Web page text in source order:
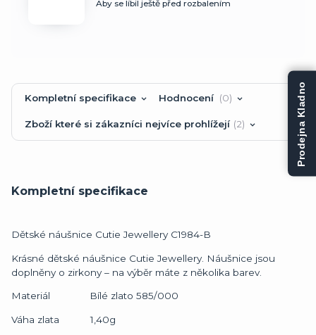
Aby se líbil ještě před rozbalením
Kompletní specifikace Hodnocení 0
Zboží které si zákazníci nejvíce prohlížejí 2
Kompletní specifikace
Dětské náušnice Cutie Jewellery C1984-B
Krásné dětské náušnice Cutie Jewellery. Náušnice jsou
doplněny o zirkony – na výběr máte z několika barev.
Materiál Bílé zlato 585/000
Váha zlata 1,40g
Prodejna Kladno